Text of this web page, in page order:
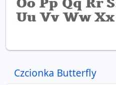
Czcionka Butterfly